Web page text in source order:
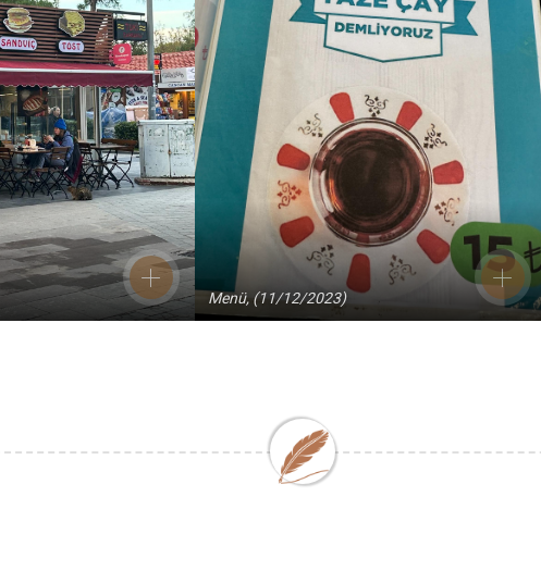
Menü, (11/12/2023)